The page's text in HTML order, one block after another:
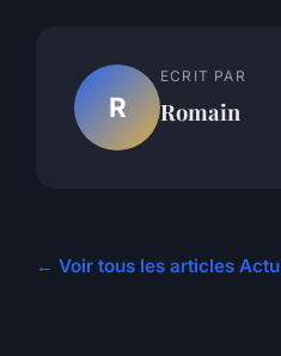
R
ECRIT PAR
Romain
← Voir tous les articles Actu